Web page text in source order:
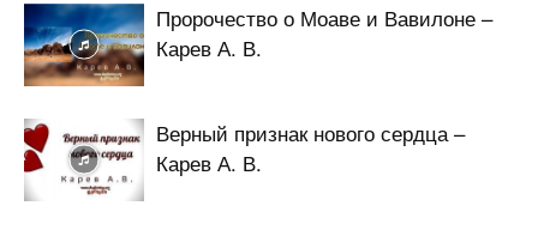
Пророчество о Моаве и Вавилоне –
Карев А. В.
Верный признак нового сердца –
Карев А. В.